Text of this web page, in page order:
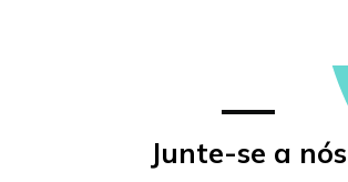
Junte-se a nós